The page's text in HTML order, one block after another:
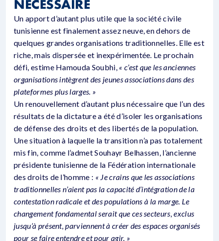
NÉCESSAIRE
Un apport d’autant plus utile que la société civile
tunisienne est finalement assez neuve, en dehors de
quelques grandes organisations traditionnelles. Elle est
riche, mais dispersée et inexpérimentée. Le prochain
défi, estime Hamouda Soubhi,« c’est que les anciennes
organisations intègrent des jeunes associations dans des
plateformes plus larges. »
Un renouvellement d’autant plus nécessaire que l’un des
résultats de la dictature a été d’isoler les organisations
de défense des droits et des libertés de la population.
Une situation à laquelle la transition n’a pas totalement
mis fin, comme l’admet Souhayr Belhassen, l’ancienne
présidente tunisienne de la Fédération internationale
des droits de l’homme : « Je crains que les associations
traditionnelles n’aient pas la capacité d’intégration de la
contestation radicale et des populations à la marge. Le
changement fondamental serait que ces secteurs, exclus
jusqu’à présent, parviennent à créer des espaces organisés
pour se faire entendre et pour agir. »